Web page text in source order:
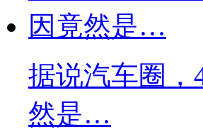
据说汽车圈，
然是…